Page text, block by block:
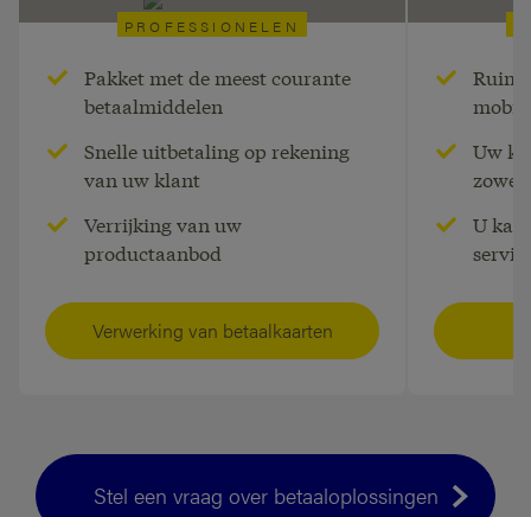
PROFESSIONELEN
Verwerking van
betaalkaarten
Uw klant zoekt een partner voor de
verwerking van transacties met
betaalkaarten?
Pakket met de meest courante
betaalmiddelen
Snelle uitbetaling op rekening
van uw klant
Verrijking van uw
productaanbod
Verwerking van betaalkaarten
Een
klant en
geeft
Uw
zowel
U
Stel een vraag over betaaloplossingen